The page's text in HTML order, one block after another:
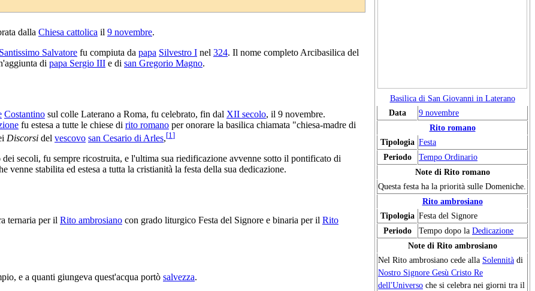
Basilica di San Giovanni in Laterano
Data
9 novembre
Rito romano
Tipologia Festa
Periodo
Tempo Ordinario
Note di Rito romano
Questa festa ha la priorità sulle Domeniche.
Rito ambrosiano
Tipologia Festa del Signore
Periodo
Tempo dopo la Dedicazione
Note di Rito ambrosiano
Nel Rito ambrosiano cede alla Solennità di
Nostro Signore Gesù Cristo Re
dell'Universo che si celebra nei giorni tra il
dalla Chiesa cattolica il 9 novembre.
Santissimo Salvatore fu compiuta da papa Silvestro I nel 324. Il nome completo Arcibasilica del
di papa Sergio III e di san Gregorio Magno.
Costantino sul colle Laterano a Roma, fu celebrato, fin dal XII secolo, il 9 novembre.
fu estesa a tutte le chiese di rito romano per onorare la basilica chiamata "chiesa-madre di
Discorsi del vescovo san Cesario di Arles,[1 ]
secoli, fu sempre ricostruita, e l'ultima sua riedificazione avvenne sotto il pontificato di
venne stabilita ed estesa a tutta la cristianità la festa della sua dedicazione.
ternaria per il Rito ambrosiano con grado liturgico Festa del Signore e binaria per il Rito
e a quanti giungeva quest'acqua portò salvezza.